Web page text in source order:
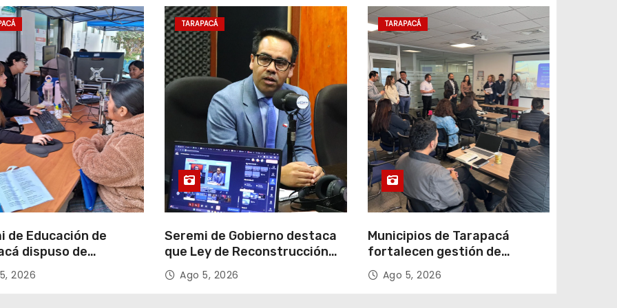
de Educación de
dispuso de
para apoyar
de Admisión Escolar
2026
TARAPACÁ
Seremi de Gobierno destaca
que Ley de Reconstrucción
Nacional impulsará la
inversión y el empleo en
Ago 5, 2026
TARAPACÁ
Municipios de Tarapacá
fortalecen gestión de
subsidios de agua potable en
jornada regional organizada
Ago 5, 2026